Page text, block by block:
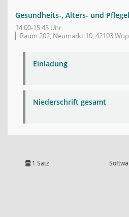
Gesundheits-, Alters- und
14:00-15:45 Uhr
Raum 202, Neumarkt 10, 42103
Einladung
Niederschrift gesamt
1 Satz